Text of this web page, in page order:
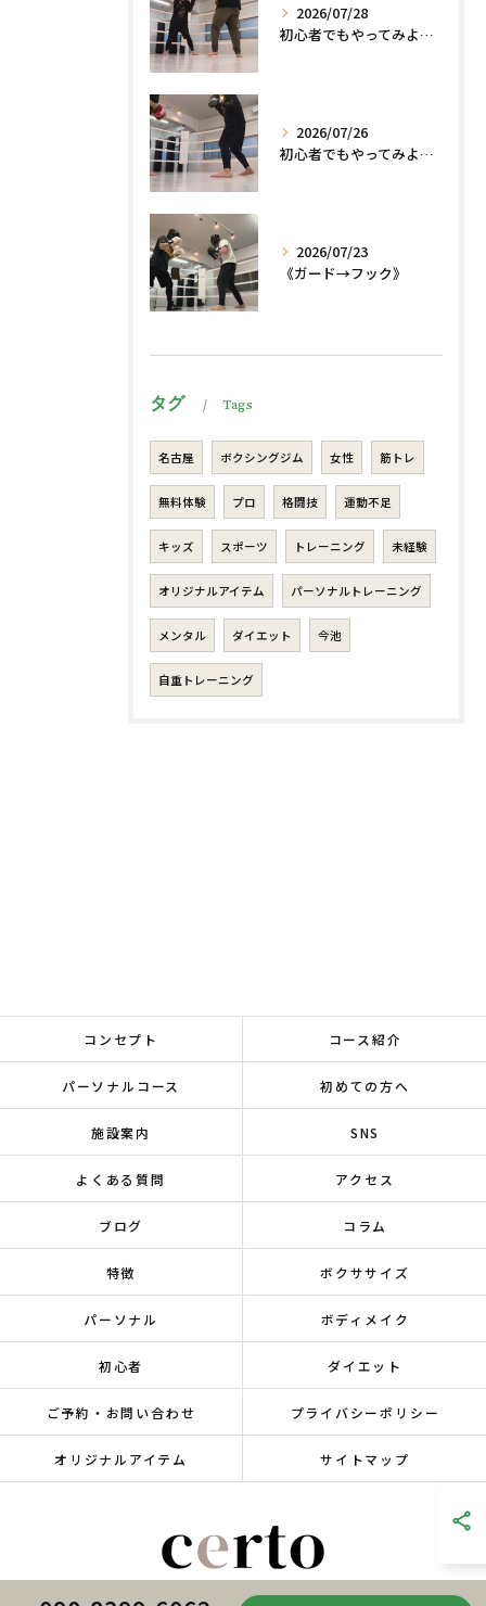
2026/07/28
初心者でもやってみよう、格闘技でダイエット脂肪燃焼🔥
2026/07/26
初心者でもやってみよう、格闘技でダイエット、脂肪燃焼🔥
2026/07/23
《ガード→フック》
タグ Tags
名古屋 ボクシングジム 女性 筋トレ
無料体験 プロ 格闘技 運動不足
キッズ スポーツ トレーニング 未経験
オリジナルアイテム パーソナルトレーニング
メンタル ダイエット 今池
自重トレーニング
コンセプト コース紹介
パーソナルコース 初めての方へ
施設案内 SNS
よくある質問 アクセス
ブログ コラム
特徴 ボクササイズ
パーソナル ボディメイク
初心者 ダイエット
ご予約・お問い合わせ プライバシーポリシー
オリジナルアイテム サイトマップ